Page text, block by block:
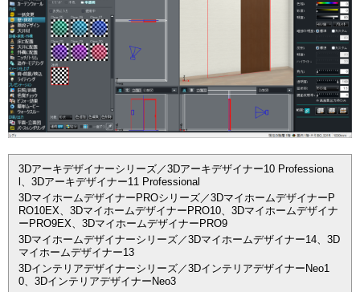
3Dアーキデザイナーシリーズ／3Dアーキデザイナー10 Professiona
l、3Dアーキデザイナー11 Professional
3DマイホームデザイナーPROシリーズ／3DマイホームデザイナーP
RO10EX、3DマイホームデザイナーPRO10、3Dマイホームデザイナ
ーPRO9EX、3DマイホームデザイナーPRO9
3Dマイホームデザイナーシリーズ／3Dマイホームデザイナー14、3D
マイホームデザイナー13
3Dインテリアデザイナーシリーズ／3DインテリアデザイナーNeo1
0、3DインテリアデザイナーNeo3